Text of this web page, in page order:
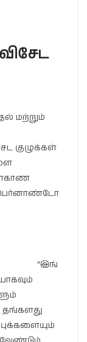
மற்றும்
குழுக்கள்
பெர்னாண்டோ
“இங்
தங்களது